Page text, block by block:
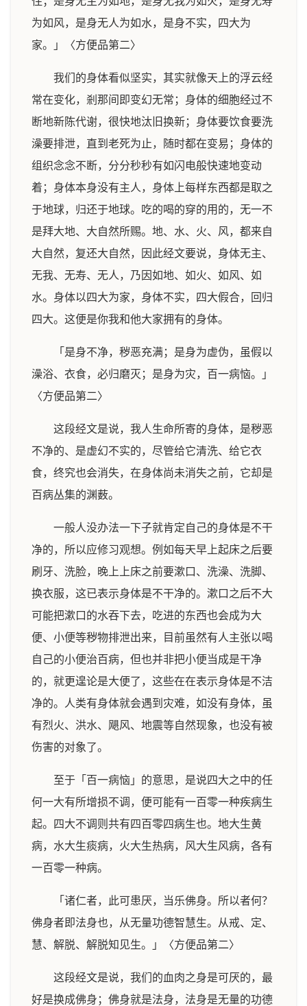
为如风，是身无人为如水，是身不实，四大为
家。」〈方便品第二〉
我们的身体看似坚实，其实就像天上的浮云经
常在变化，剎那间即变幻无常；身体的细胞经过不
断地新陈代谢，很快地汰旧换新；身体要饮食要洗
澡要排泄，直到老死为止，随时都在变易；身体的
组织念念不断，分分秒秒有如闪电般快速地变动
着；身体本身没有主人，身体上每样东西都是取之
于地球，归还于地球。吃的喝的穿的用的，无一不
是拜大地、大自然所赐。地、水、火、风，都来自
大自然，复还大自然，因此经文要说，身体无主、
无我、无寿、无人，乃因如地、如火、如风、如
水。身体以四大为家，身体不实，四大假合，回归
四大。这便是你我和他大家拥有的身体。
「是身不净，秽恶充满；是身为虚伪，虽假以
澡浴、衣食，必归磨灭；是身为灾，百一病恼。」
〈方便品第二〉
这段经文是说，我人生命所寄的身体，是秽恶
不净的、是虚幻不实的，尽管给它清洗、给它衣
食，终究也会消失，在身体尚未消失之前，它却是
百病丛集的渊薮。
一般人没办法一下子就肯定自己的身体是不干
净的，所以应修习观想。例如每天早上起床之后要
刷牙、洗脸，晚上上床之前要漱口、洗澡、洗脚、
换衣服，这已表示身体是不干净的。漱口之后不大
可能把漱口的水吞下去，吃进的东西也会成为大
便、小便等秽物排泄出来，目前虽然有人主张以喝
自己的小便治百病，但也并非把小便当成是干净
的，就更遑论是大便了，这些在在表示身体是不洁
净的。人类有身体就会遇到灾难，如没有身体，虽
有烈火、洪水、飓风、地震等自然现象，也没有被
伤害的对象了。
至于「百一病恼」的意思，是说四大之中的任
何一大有所增损不调，便可能有一百零一种疾病生
起。四大不调则共有四百零四病生也。地大生黄
病，水大生痰病，火大生热病，风大生风病，各有
一百零一种病。
「诸仁者，此可患厌，当乐佛身。所以者何？
佛身者即法身也，从无量功德智慧生。从戒、定、
慧、解脱、解脱知见生。」〈方便品第二〉
这段经文是说，我们的血肉之身是可厌的，最
好是换成佛身；佛身就是法身，法身是无量的功德